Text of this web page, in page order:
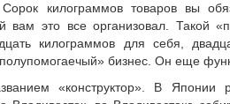
килограммов товаров вы
вам это все организовал. Такой
килограммов для себя,
бизнес. Он еще
«конструктор». В Японии